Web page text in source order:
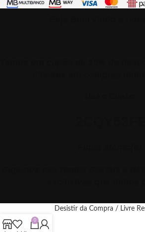
0
Desistir da Compra / Livre